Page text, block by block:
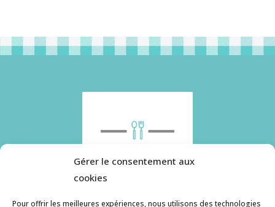
Gérer le consentement aux
cookies
Pour offrir les meilleures expériences, nous utilisons des technologies